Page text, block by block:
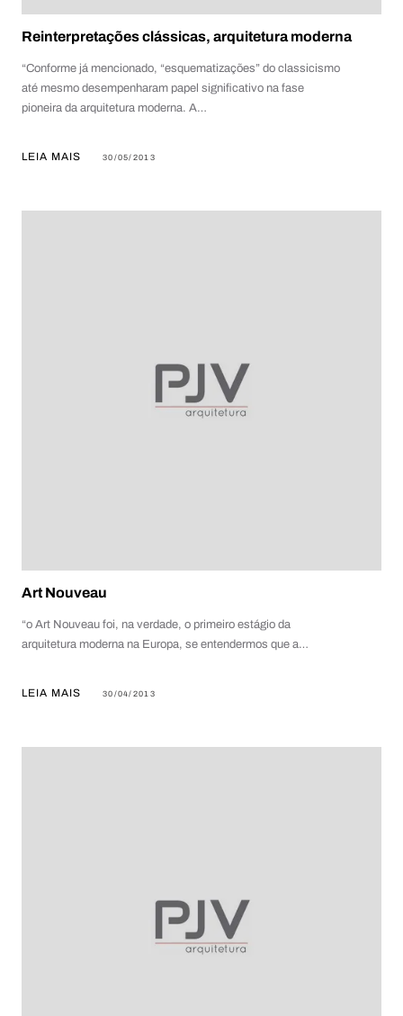
Reinterpretações clássicas, arquitetura moderna
“Conforme já mencionado, “esquematizações” do classicismo
até mesmo desempenharam papel significativo na fase
pioneira da arquitetura moderna. A…
LEIA MAIS 30/05/2013
Art Nouveau
“o Art Nouveau foi, na verdade, o primeiro estágio da
arquitetura moderna na Europa, se entendermos que a…
LEIA MAIS 30/04/2013